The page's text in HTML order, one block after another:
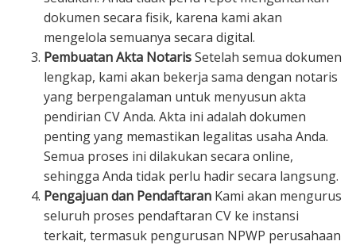
dokumen secara fisik, karena kami akan
mengelola semuanya secara digital.
Pembuatan Akta NotarisSetelah semua dokumen
lengkap, kami akan bekerja sama dengan notaris
yang berpengalaman untuk menyusun akta
pendirian CV Anda. Akta ini adalah dokumen
penting yang memastikan legalitas usaha Anda.
Semua proses ini dilakukan secara online,
sehingga Anda tidak perlu hadir secara langsung.
Pengajuan dan Pendaftaran Kami akan mengurus
seluruh proses pendaftaran CV ke instansi
terkait, termasuk pengurusan NPWP perusahaan